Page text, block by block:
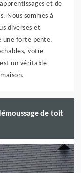
et de
Nous sommes à
diverses et
une forte pente.
votre
un véritable
de toit